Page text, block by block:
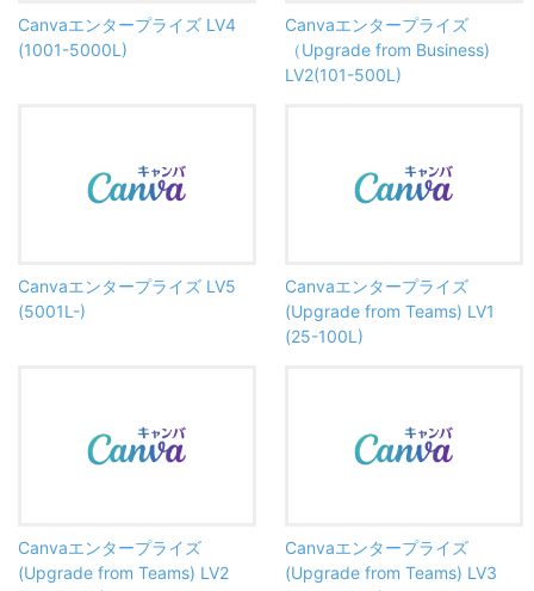
Canvaエンタープライズ LV4
(1001-5000L)
Canvaエンタープライズ
（Upgrade from Business)
LV2(101-500L)
Canvaエンタープライズ LV5
(5001L-)
Canvaエンタープライズ
(Upgrade from Teams) LV1
(25-100L)
Canvaエンタープライズ
(Upgrade from Teams) LV2
Canvaエンタープライズ
(Upgrade from Teams) LV3